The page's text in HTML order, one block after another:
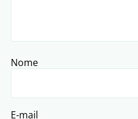
Nome
E-mail